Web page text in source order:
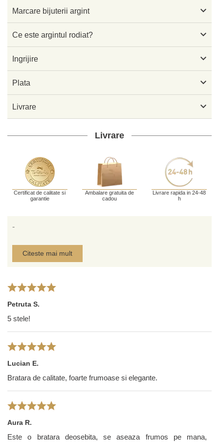
Marcare bijuterii argint 
Ce este argintul rodiat? 
Ingrijire 
Plata 
Livrare 
Livrare
Certificat de calitate si
garantie
Ambalare gratuita de
cadou
Livrare rapida in 24-48
h
-
Citeste mai mult
Petruta S.
5 stele!
Lucian E.
Bratara de calitate, foarte frumoase si elegante.
Aura R.
Este o bratara deosebita, se aseaza frumos pe mana,